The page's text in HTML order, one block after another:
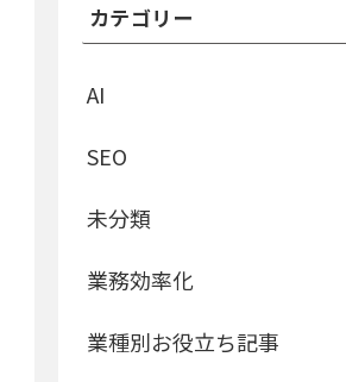
カテゴリー
AI
SEO
未分類
業務効率化
業種別お役立ち記事